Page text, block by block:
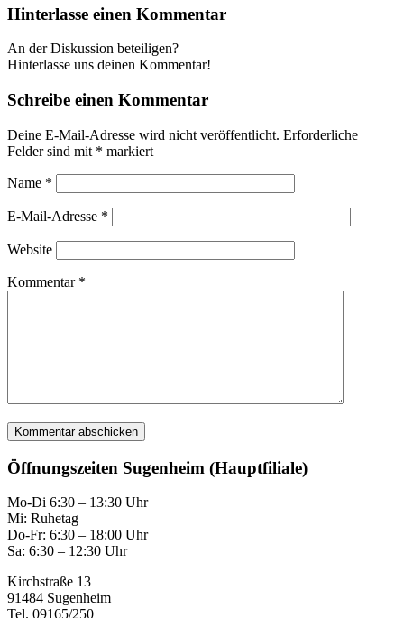
Hinterlasse einen Kommentar
An der Diskussion beteiligen?
Hinterlasse uns deinen Kommentar!
Schreibe einen Kommentar
Deine E-Mail-Adresse wird nicht veröffentlicht. Erforderliche
Felder sind mit * markiert
Name *
E-Mail-Adresse *
Website
Kommentar *
Öffnungszeiten Sugenheim (Hauptfiliale)
Mo-Di 6:30 – 13:30 Uhr
Mi: Ruhetag
Do-Fr: 6:30 – 18:00 Uhr
Sa: 6:30 – 12:30 Uhr
Kirchstraße 13
91484 Sugenheim
Tel. 09165/250